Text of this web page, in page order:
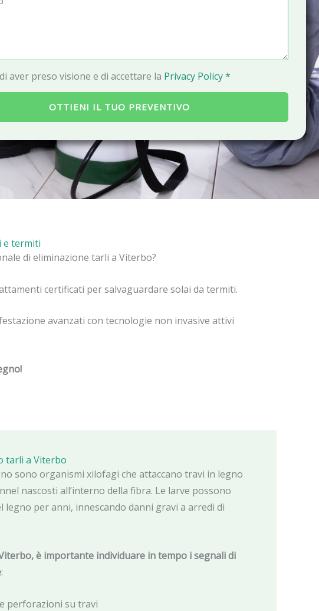
aver preso visione e di accettare la Privacy Policy *
OTTIENI IL TUO PREVENTIVO
e termiti
di eliminazione tarli a Viterbo?
certificati per salvaguardare solai da termiti.
avanzati con tecnologie non invasive attivi
tarli a Viterbo
sono organismi xilofagi che attaccano travi in legno
nascosti all’interno della fibra. Le larve possono
legno per anni, innescando danni gravi a arredi di
è importante individuare in tempo i segnali di
:
perforazioni su travi